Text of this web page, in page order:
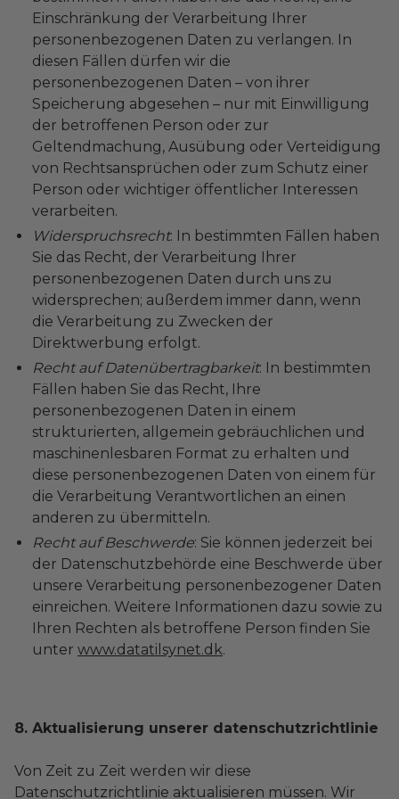
Einschränkung der Verarbeitung Ihrer
personenbezogenen Daten zu verlangen. In
diesen Fällen dürfen wir die
personenbezogenen Daten – von ihrer
Speicherung abgesehen – nur mit Einwilligung
der betroffenen Person oder zur
Geltendmachung, Ausübung oder Verteidigung
von Rechtsansprüchen oder zum Schutz einer
Person oder wichtiger öffentlicher Interessen
verarbeiten.
Widerspruchsrecht: In bestimmten Fällen haben
Sie das Recht, der Verarbeitung Ihrer
personenbezogenen Daten durch uns zu
widersprechen; außerdem immer dann, wenn
die Verarbeitung zu Zwecken der
Direktwerbung erfolgt.
Recht auf Datenübertragbarkeit: In bestimmten
Fällen haben Sie das Recht, Ihre
personenbezogenen Daten in einem
strukturierten, allgemein gebräuchlichen und
maschinenlesbaren Format zu erhalten und
diese personenbezogenen Daten von einem für
die Verarbeitung Verantwortlichen an einen
anderen zu übermitteln.
Recht auf Beschwerde: Sie können jederzeit bei
der Datenschutzbehörde eine Beschwerde über
unsere Verarbeitung personenbezogener Daten
einreichen. Weitere Informationen dazu sowie zu
Ihren Rechten als betroffene Person finden Sie
unter www.datatilsynet.dk.
8. Aktualisierung unserer datenschutzrichtlinie
Von Zeit zu Zeit werden wir diese
Datenschutzrichtlinie aktualisieren müssen. Wir